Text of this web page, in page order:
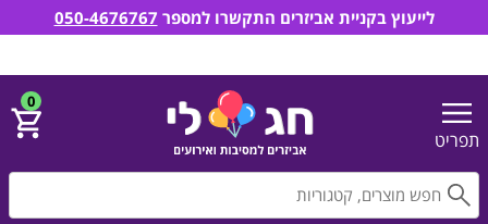
תפריט
0
לייעוץ בקניית אביזרים התקשרו למספר 050-4676767